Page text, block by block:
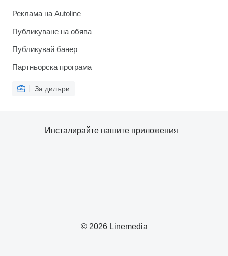
Реклама на Autoline
Публикуване на обява
Публикувай банер
Партньорска програма
За дилъри
© 2026 Linemedia
Инсталирайте нашите приложения